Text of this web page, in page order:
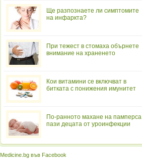
Ще разпознаете ли симптомите
на инфаркта?
При тежест в стомаха обърнете
внимание на храненето
Кои витамини се включват в
битката с понижения имунитет
По-ранното махане на памперса
пази децата от уроинфекции
Medicine.bg във Facebook